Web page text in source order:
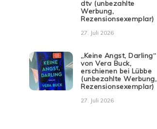
dtv (unbezahlte
Werbung,
Rezensionsexemplar)
27. Juli 2026
„Keine Angst, Darling“
von Vera Buck,
erschienen bei Lübbe
(unbezahlte Werbung,
Rezensionsexemplar)
27. Juli 2026